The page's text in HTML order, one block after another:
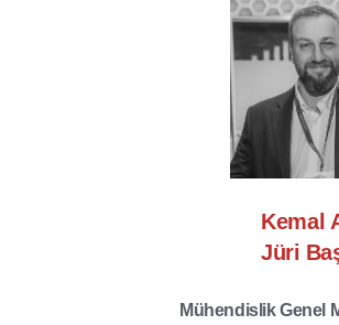
Kemal
Jüri
Mühendislik Genel